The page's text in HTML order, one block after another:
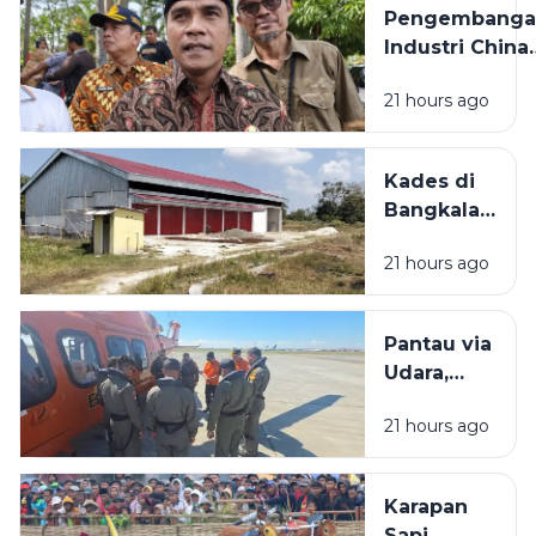
Karya di
Madura
Industri China
Dilaksanakan
Bangkalan,
Menyerap
Ribuan
21 hours ago
Kades di
Bangkalan
KDMP
Dibangun
Sawah: Itu
Dekat SD
21 hours ago
Pantau via
Udara,
Tak
Temukan
KM
21 hours ago
Karapan